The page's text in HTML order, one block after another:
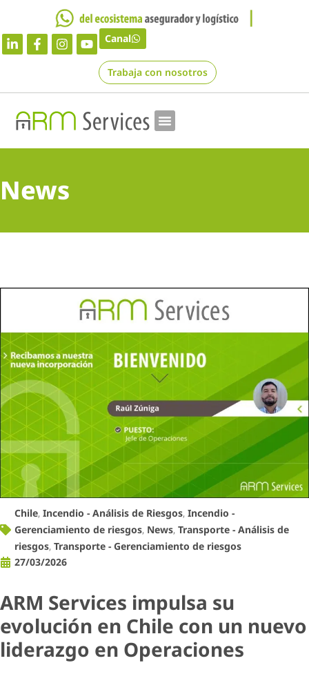
Canal
Trabaja con nosotros
News
Chile, Incendio - Análisis de Riesgos, Incendio -
Gerenciamiento de riesgos, News, Transporte - Análisis de
riesgos, Transporte - Gerenciamiento de riesgos
27/03/2026
ARM Services impulsa su
evolución en Chile con un nuevo
liderazgo en Operaciones